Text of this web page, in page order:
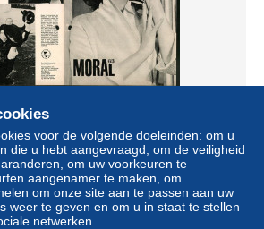
Nr. 108 /65, Moral 63, Nadja Tiller,
Adorf, Regie: Rolf Thiele
± US$ 2,31
Professioneel handelaar
voor de volgende doeleinden: om u
die u hebt aangevraagd, om de veiligheid
om uw voorkeuren te
aangenamer te maken, om
om onze site aan te passen aan uw
weer te geven en om u in staat te stellen
netwerken.